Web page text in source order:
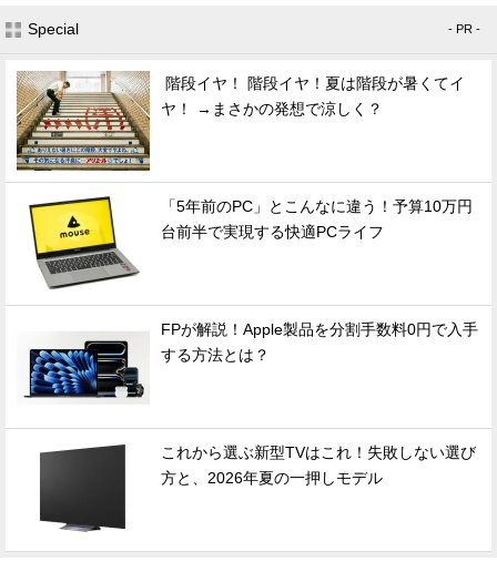
Special - PR -
階段イヤ！ 階段イヤ！夏は階段が暑くてイ
ヤ！ →まさかの発想で涼しく？
「5年前のPC」とこんなに違う！予算10万円
台前半で実現する快適PCライフ
FPが解説！Apple製品を分割手数料0円で入手
する方法とは？
これから選ぶ新型TVはこれ！失敗しない選び
方と、2026年夏の一押しモデル